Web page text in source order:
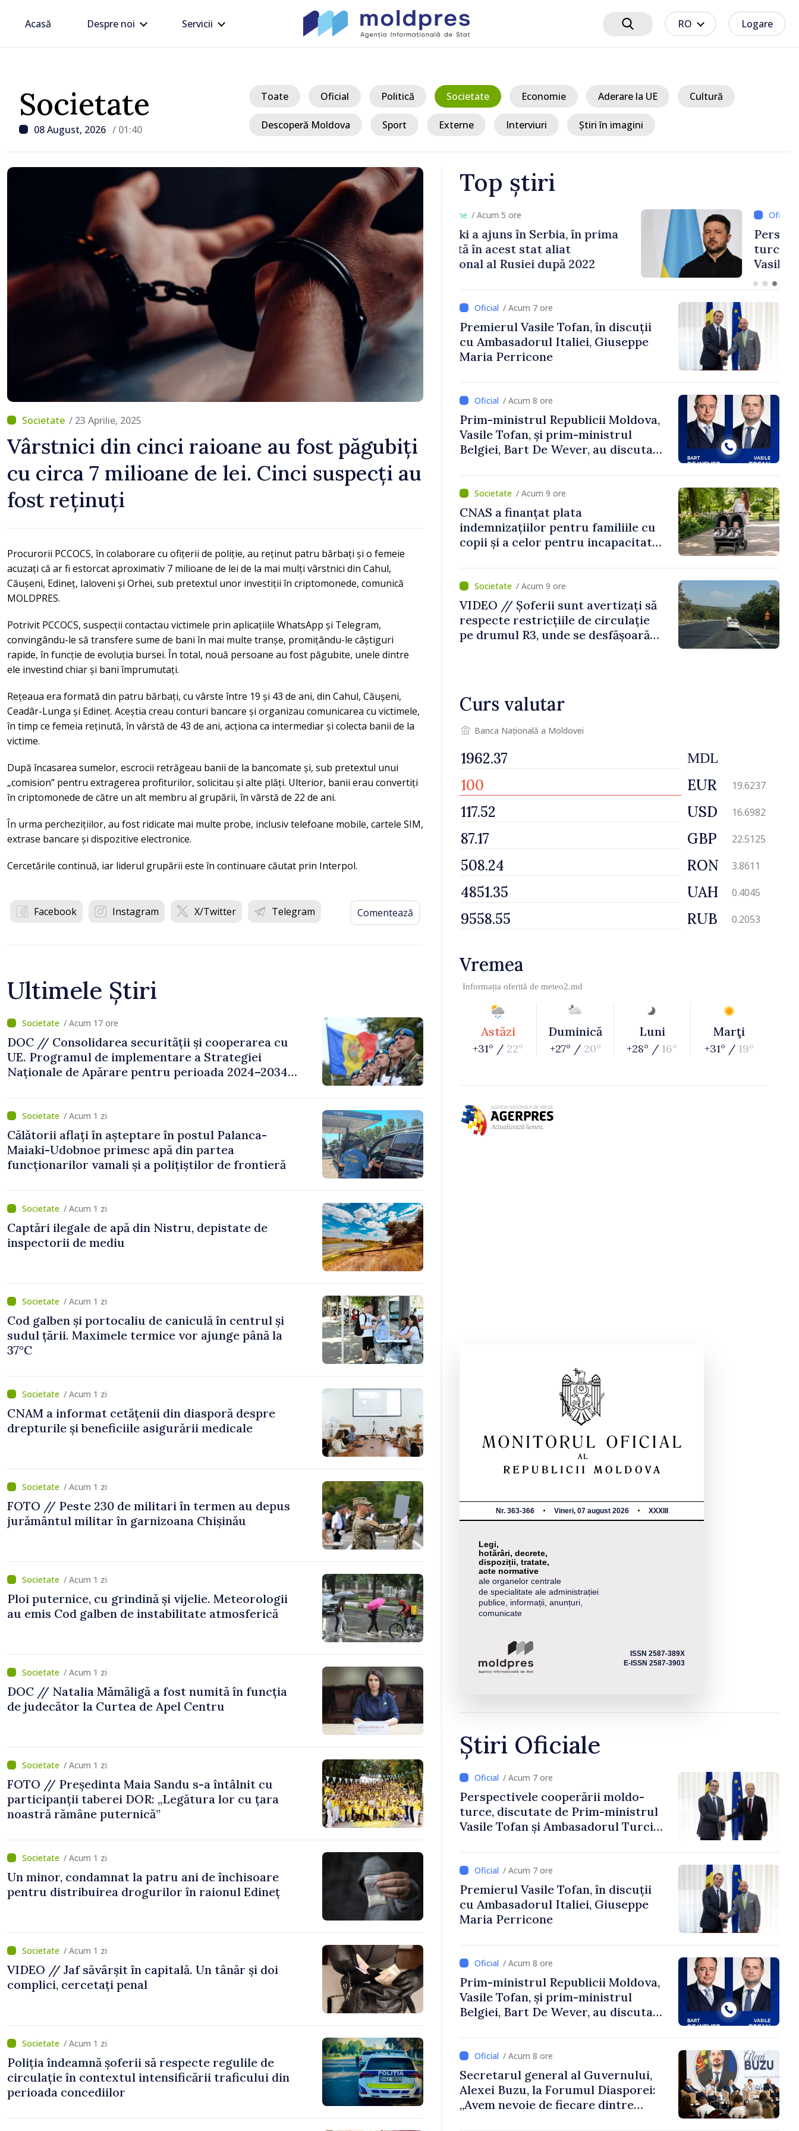
Acasă Despre noi Servicii RO Logare
Societate
08 August, 2026 / 01:40
Toate Oficial Politică Societate Economie Aderare la UE Cultură
Descoperă Moldova Sport Externe Interviuri Știri în imagini
/ 23 Aprilie, 2025
Vârstnici din cinci raioane au fost păgubiți
cu circa 7 milioane de lei. Cinci suspecți au
fost reținuți
Procurorii PCCOCS, în colaborare cu ofițerii de poliție, au reținut patru bărbați și o femeie
acuzați că ar fi estorcat aproximativ 7 milioane de lei de la mai mulți vârstnici din Cahul,
Căușeni, Edineț, Ialoveni și Orhei, sub pretextul unor investiții în criptomonede, comunică
MOLDPRES.
Potrivit PCCOCS, suspecții contactau victimele prin aplicațiile WhatsApp și Telegram,
convingându-le să transfere sume de bani în mai multe tranșe, promițându-le câștiguri
rapide, în funcție de evoluția bursei. În total, nouă persoane au fost păgubite, unele dintre
ele investind chiar și bani împrumutați.
Rețeaua era formată din patru bărbați, cu vârste între 19 și 43 de ani, din Cahul, Căușeni,
Ceadâr-Lunga și Edineț. Aceștia creau conturi bancare și organizau comunicarea cu victimele,
în timp ce femeia reținută, în vârstă de 43 de ani, acționa ca intermediar și colecta banii de la
victime.
După încasarea sumelor, escrocii retrăgeau banii de la bancomate și, sub pretextul unui
„comision” pentru extragerea profiturilor, solicitau și alte plăți. Ulterior, banii erau convertiți
în criptomonede de către un alt membru al grupării, în vârstă de 22 de ani.
În urma perchezițiilor, au fost ridicate mai multe probe, inclusiv telefoane mobile, cartele SIM,
extrase bancare și dispozitive electronice.
Cercetările continuă, iar liderul grupării este în continuare căutat prin Interpol.
Facebook Instagram X/Twitter Telegram Comentează
Ultimele Știri
/ Acum 17 ore
DOC // Consolidarea securității și cooperarea cu
UE. Programul de implementare a Strategiei
Naționale de Apărare pentru perioada 2024–2034,
/ Acum 1 zi
Călătorii aflați în așteptare în postul Palanca-
Maiaki-Udobnoe primesc apă din partea
funcționarilor vamali și a polițiștilor de frontieră
/ Acum 1 zi
Captări ilegale de apă din Nistru, depistate de
inspectorii de mediu
/ Acum 1 zi
Cod galben și portocaliu de caniculă în centrul și
sudul țării. Maximele termice vor ajunge până la
37°C
/ Acum 1 zi
CNAM a informat cetățenii din diasporă despre
drepturile și beneficiile asigurării medicale
/ Acum 1 zi
FOTO // Peste 230 de militari în termen au depus
jurământul militar în garnizoana Chișinău
/ Acum 1 zi
Ploi puternice, cu grindină și vijelie. Meteorologii
au emis Cod galben de instabilitate atmosferică
/ Acum 1 zi
DOC // Natalia Mămăligă a fost numită în funcția
de judecător la Curtea de Apel Centru
/ Acum 1 zi
FOTO // Președinta Maia Sandu s-a întâlnit cu
participanții taberei DOR: „Legătura lor cu țara
noastră rămâne puternică”
/ Acum 1 zi
Un minor, condamnat la patru ani de închisoare
pentru distribuirea drogurilor în raionul Edineț
/ Acum 1 zi
VIDEO // Jaf săvârșit în capitală. Un tânăr și doi
complici, cercetați penal
/ Acum 1 zi
Poliția îndeamnă șoferii să respecte regulile de
circulație în contextul intensificării traficului din
perioada concediilor
Top știri
Zelenski a ajuns în Serbia, în prima
sa vizită în acest stat aliat
tradițional al Rusiei după 2022
/ Acum 7 ore
Perspectivele cooperării moldo-
turce, discutate de Prim-ministrul
Vasile Tofan și Ambasadorul Turciei,
/ Acum 7 ore
Premierul Vasile Tofan, în discuții
cu Ambasadorul Italiei, Giuseppe
Maria Perricone
/ Acum 8 ore
Prim-ministrul Republicii Moldova,
Vasile Tofan, și prim-ministrul
Belgiei, Bart De Wever, au discutat
/ Acum 9 ore
CNAS a finanțat plata
indemnizațiilor pentru familiile cu
copii și a celor pentru incapacitate
/ Acum 9 ore
VIDEO // Șoferii sunt avertizați să
respecte restricțiile de circulație
pe drumul R3, unde se desfășoară
Curs valutar
Banca Națională a Moldovei
MDL
EUR 19.6237
USD 16.6982
GBP 22.5125
RON 3.8611
UAH 0.4045
RUB 0.2053
Vremea
Informația oferită de meteo2.md
Astăzi
+31° / 22°
Duminică
+27° / 20°
Luni
+28° / 16°
Marţi
+31° / 19°
Nr. 363-366 Vineri, 07 august 2026 XXXIII
Legi,
hotărâri, decrete,
dispoziții, tratate,
acte normative
ale organelor centrale
de specialitate ale administrației
publice, informații, anunțuri,
comunicate
ISSN 2587-389X
E-ISSN 2587-3903
Știri Oficiale
/ Acum 7 ore
Perspectivele cooperării moldo-
turce, discutate de Prim-ministrul
Vasile Tofan și Ambasadorul Turciei,
/ Acum 7 ore
Premierul Vasile Tofan, în discuții
cu Ambasadorul Italiei, Giuseppe
Maria Perricone
/ Acum 8 ore
Prim-ministrul Republicii Moldova,
Vasile Tofan, și prim-ministrul
Belgiei, Bart De Wever, au discutat
/ Acum 8 ore
Secretarul general al Guvernului,
Alexei Buzu, la Forumul Diasporei:
„Avem nevoie de fiecare dintre